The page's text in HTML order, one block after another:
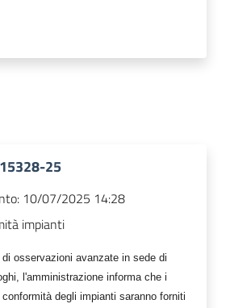
25
10/07/2025 14:28
impianti
osservazioni avanzate in sede di
l'amministrazione informa che i
degli impianti saranno forniti